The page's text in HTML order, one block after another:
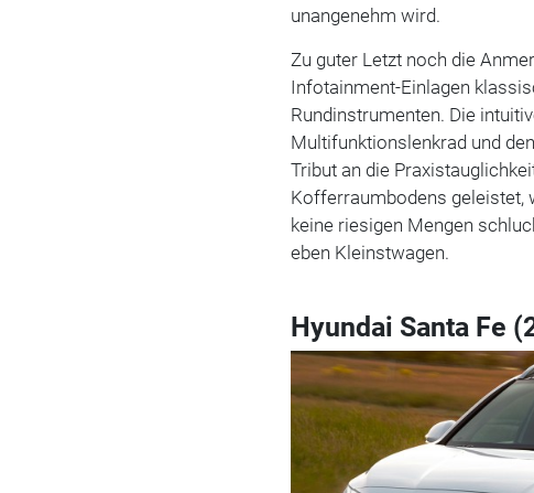
unangenehm wird.
Zu guter Letzt noch die
Infotainment-Einlagen
Rundinstrumenten. Die
Multifunktionslenkrad und
Tribut an die
Kofferraumbodens geleistet,
keine riesigen Mengen
eben Kleinstwagen.
Hyundai Santa Fe